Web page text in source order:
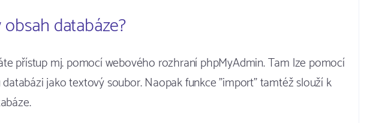
databáze?
přístup mj. pomocí webového rozhraní phpMyAdmin. Tam lze pomocí
jako textový soubor. Naopak funkce "import" tamtéž slouží k